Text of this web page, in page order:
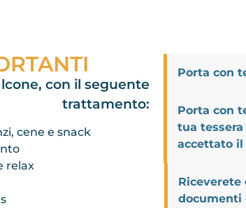
con il seguente
trattamento:
cene e snack
relax
Porta con
Porta con
tua
accettato il
documenti